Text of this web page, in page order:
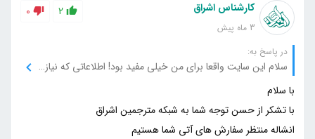
کارشناس اشراق
3 ماه پیش
2
0
در پاسخ به:
سلام این سایت واقعا برای من خیلی مفید بود! اطلاعاتی که نیاز داشتم رو با دقت و به‌صورت واضح توضیح داده بودید. خیلی خوشحالم که اینجا رو پیدا کردم، حتما به دیگران هم معرفی می‌کنم.
انشاله منتظر سفارش های آتی شما هستیم